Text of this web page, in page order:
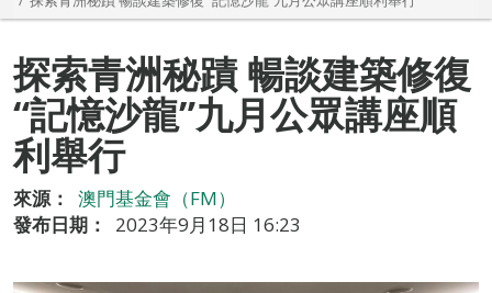
探索青洲秘蹟 暢談建築修復
“記憶沙龍”九月公眾講座順
利舉行
來源：
澳門基金會（FM）
發布日期：
2023年9月18日 16:23